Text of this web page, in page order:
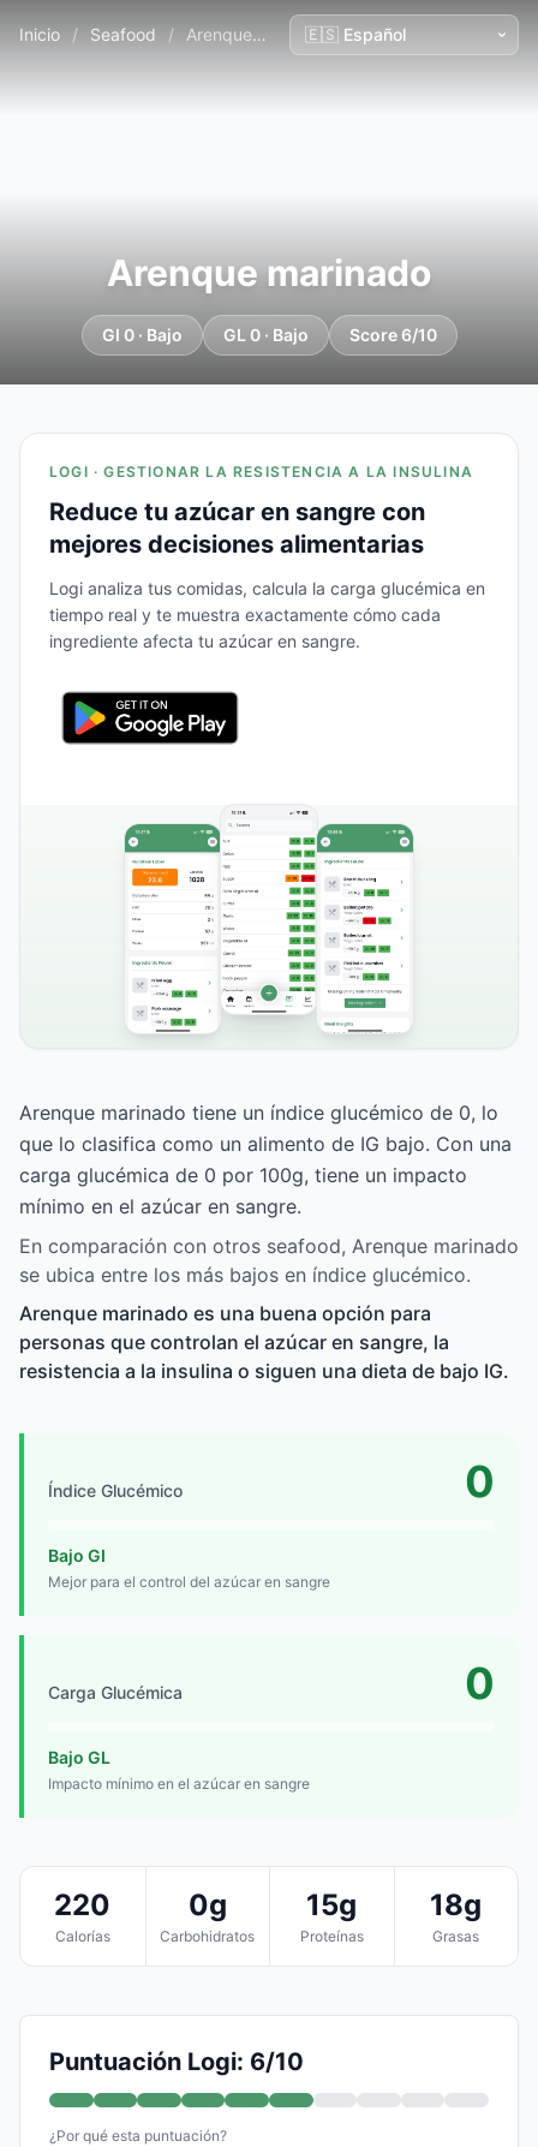
Inicio / Seafood / Arenque marinado
Arenque marinado
GI 0 · Bajo GL 0 · Bajo Score 6/10
LOGI · GESTIONAR LA RESISTENCIA A LA INSULINA
Reduce tu azúcar en sangre con
mejores decisiones alimentarias
Logi analiza tus comidas, calcula la carga glucémica en
tiempo real y te muestra exactamente cómo cada
ingrediente afecta tu azúcar en sangre.
Arenque marinado tiene un índice glucémico de 0, lo
que lo clasifica como un alimento de IG bajo. Con una
carga glucémica de 0 por 100g, tiene un impacto
mínimo en el azúcar en sangre.
En comparación con otros seafood, Arenque marinado
se ubica entre los más bajos en índice glucémico.
Arenque marinado es una buena opción para
personas que controlan el azúcar en sangre, la
resistencia a la insulina o siguen una dieta de bajo IG.
Índice Glucémico 0
Bajo GI
Mejor para el control del azúcar en sangre
Carga Glucémica 0
Bajo GL
Impacto mínimo en el azúcar en sangre
220
Calorías
0g
Carbohidratos
15g
Proteínas
18g
Grasas
Puntuación Logi: 6/10
¿Por qué esta puntuación?